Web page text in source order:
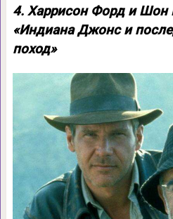
4. Харрисон Форд и Шон
«Индиана Джонс и
поход»